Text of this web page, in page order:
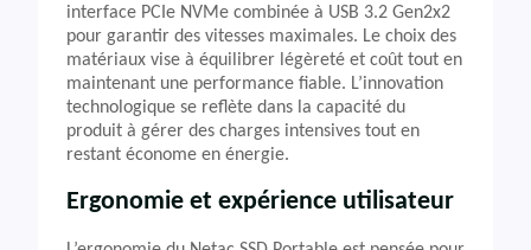
interface PCIe NVMe combinée à USB 3.2 Gen2x2
pour garantir des vitesses maximales. Le choix des
matériaux vise à équilibrer légèreté et coût tout en
maintenant une performance fiable. L’innovation
technologique se reflète dans la capacité du
produit à gérer des charges intensives tout en
restant économe en énergie.
Ergonomie et expérience utilisateur